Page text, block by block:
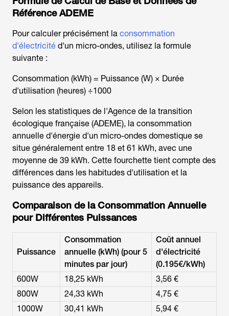
Référence ADEME
Pour calculer précisément la consommation
d'électricité d'un micro-ondes, utilisez la formule
suivante :
Consommation (kWh) = Puissance (W) × Durée
d'utilisation (heures) ÷1000
Selon les statistiques de l'Agence de la transition
écologique française (ADEME), la consommation
annuelle d'énergie d'un micro-ondes domestique se
situe généralement entre 18 et 61 kWh, avec une
moyenne de 39 kWh. Cette fourchette tient compte des
différences dans les habitudes d'utilisation et la
puissance des appareils.
Comparaison de la Consommation Annuelle
pour Différentes Puissances
Puissance
Consommation
annuelle (kWh) (pour 5
minutes par jour)
Coût annuel
d'électricité
(0.195€/kWh)
600W
18,25 kWh
3,56 €
800W
24,33 kWh
4,75 €
1000W
30,41 kWh
5,94 €